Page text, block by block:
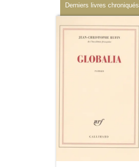
Derniers livres chroniqués